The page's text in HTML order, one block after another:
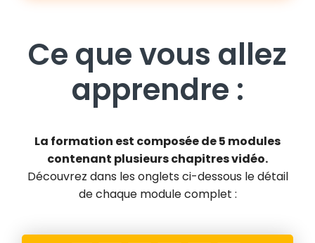
Ce que vous allez
apprendre :
La formation est composée de 5 modules
contenant plusieurs chapitres vidéo.
Découvrez dans les onglets ci-dessous le détail
de chaque module complet :